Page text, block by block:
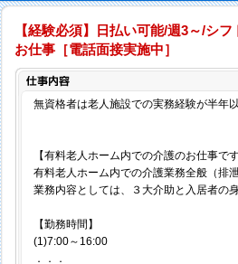
【経験必須】日払い可能/週3～/シ
お仕事［電話面接実施中］
無資格者は老人施設での実務経験が半年
【有料老人ホーム内での介護
有料老人ホーム内での介護業務全般（排
業務内容としては、３大介助と入居者の
【勤務時間】
(1)7:00～16:00
．．．